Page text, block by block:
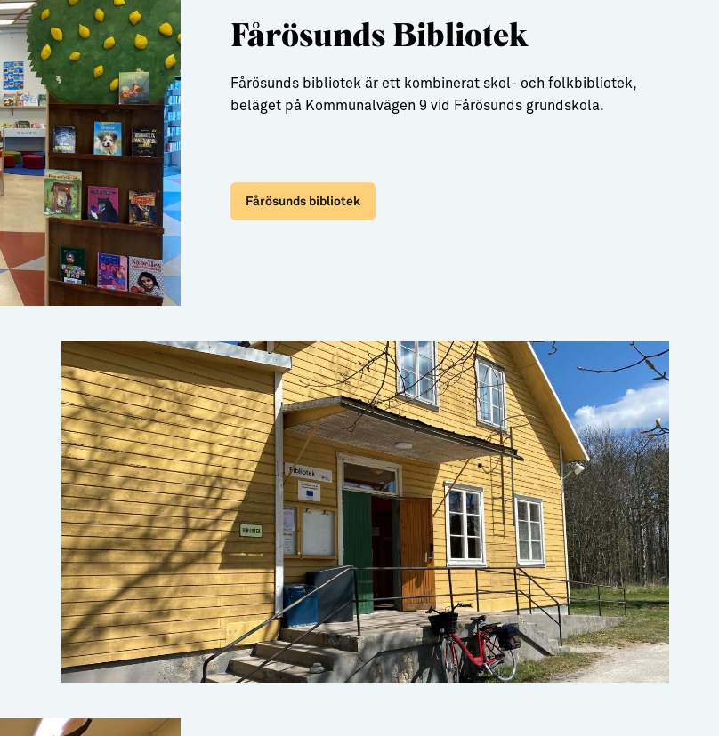
Fårösunds Bibliotek
Fårösunds bibliotek är ett kombinerat skol- och folkbibliotek,
beläget på Kommunalvägen 9 vid Fårösunds grundskola.
Fårösunds bibliotek